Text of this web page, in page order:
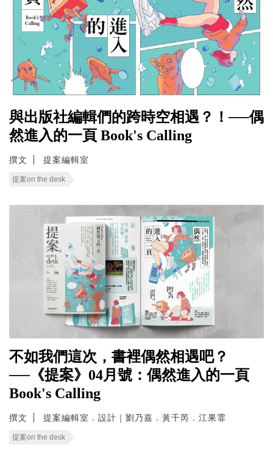
與出版社編輯們的跨時空相遇？！──偶
然進入的一頁 Book's Calling
撰文 提案編輯室
提案on the desk
不如我們這次，書裡偶然相遇吧？
──《提案》04月號：偶然進入的一頁
Book's Calling
撰文 提案編輯室．設計｜劉乃嘉．黃千芮．江果霏
提案on the desk